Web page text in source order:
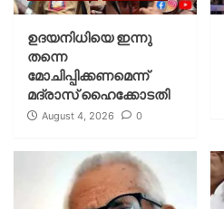
ഉദയനിധിയെ ഇന്നു
തന്നെ
മോചിപ്പിക്കണമെന്ന്
മദ്രാസ് ഹൈക്കോടതി
August 4, 2026 0